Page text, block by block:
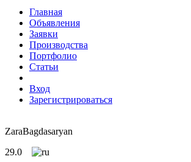
Главная
Объявления
Заявки
Производства
Портфолио
Статьи
Вход
Зарегистрироваться
ZaraBagdasaryan
29.0